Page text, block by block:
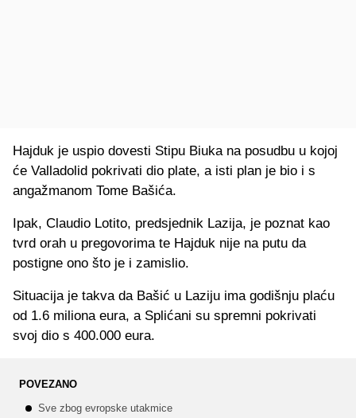
Hajduk je uspio dovesti Stipu Biuka na posudbu u kojoj
će Valladolid pokrivati dio plate, a isti plan je bio i s
angažmanom Tome Bašića.
Ipak, Claudio Lotito, predsjednik Lazija, je poznat kao
tvrd orah u pregovorima te Hajduk nije na putu da
postigne ono što je i zamislio.
Situacija je takva da Bašić u Laziju ima godišnju plaću
od 1.6 miliona eura, a Splićani su spremni pokrivati
svoj dio s 400.000 eura.
POVEZANO
Sve zbog evropske utakmice